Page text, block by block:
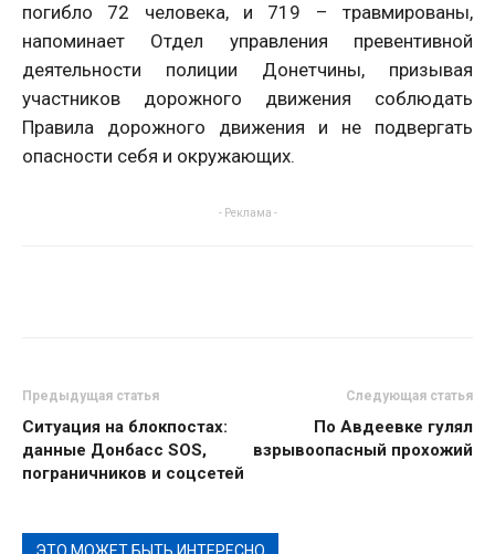
погибло 72 человека, и 719 – травмированы,
напоминает Отдел управления превентивной
деятельности полиции Донетчины, призывая
участников дорожного движения соблюдать
Правила дорожного движения и не подвергать
опасности себя и окружающих.
- Реклама -
Предыдущая статья
Ситуация на блокпостах:
данные Донбасс SOS,
пограничников и соцсетей
Следующая статья
По Авдеевке гулял
взрывоопасный прохожий